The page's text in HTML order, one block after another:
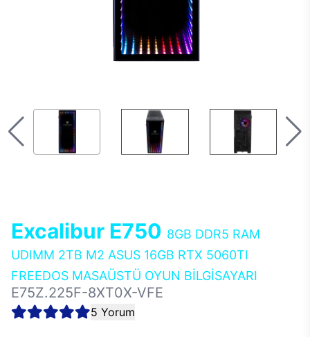
Excalibur E750 8GB DDR5 RAM
UDIMM 2TB M2 ASUS 16GB RTX 5060TI
FREEDOS MASAÜSTÜ OYUN BİLGİSAYARI
E75Z.225F-8XT0X-VFE
5 Yorum